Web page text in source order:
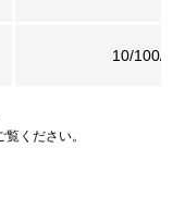
10/100/
ください。